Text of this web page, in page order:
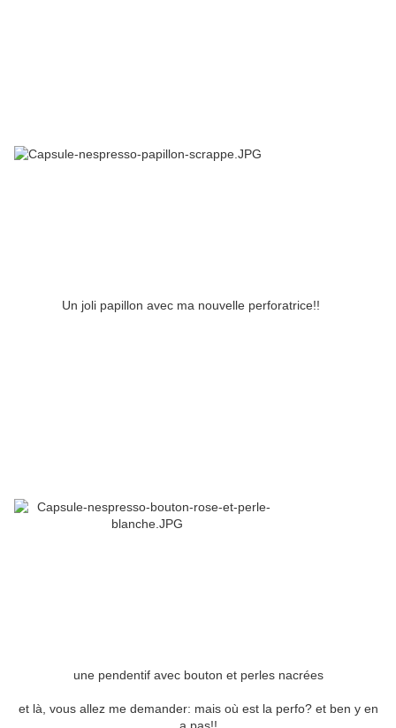
Un joli papillon avec ma nouvelle perforatrice!!
une pendentif avec bouton et perles nacrées
et là, vous allez me demander: mais où est la perfo? et ben y en